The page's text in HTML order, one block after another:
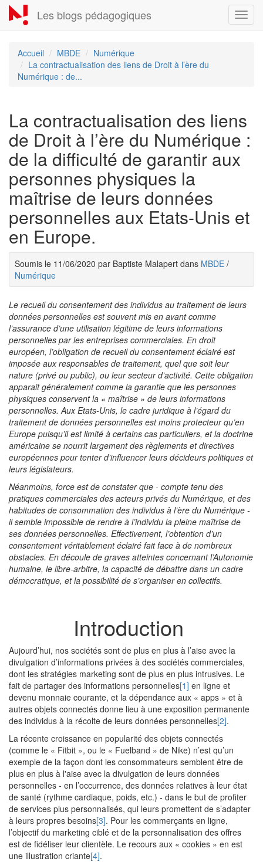
Aller
au
contenu
Les blogs pédagogiques
Accueil MBDE
Numérique
La contractualisation des liens de Droit à l’ère du
Numérique : de...
La contractualisation des liens
de Droit à l’ère du Numérique :
de la difficulté de garantir aux
personnes physiques la
maîtrise de leurs données
personnelles aux Etats-Unis et
en Europe.
Soumis le 11/06/2020 par Baptiste Malapert dans MBDE /
Numérique
Le recueil du consentement des individus au traitement de leurs
données personnelles est souvent mis en avant comme
l’assurance d’une utilisation légitime de leurs informations
personnelles par les entreprises commerciales. En droit
européen, l’obligation de recueil du consentement éclairé est
imposée aux responsables de traitement, quel que soit leur
nature (privé ou public), ou leur secteur d’activité. Cette obligation
apparait généralement comme la garantie que les personnes
physiques conservent la « maîtrise » de leurs informations
personnelles. Aux Etats-Unis, le cadre juridique à l’égard du
traitement de données personnelles est moins protecteur qu’en
Europe puisqu’il est limité à certains cas particuliers, et la doctrine
américaine se nourrit largement des règlements et directives
européennes pour tenter d’influencer leurs décideurs politiques et
leurs législateurs.
Néanmoins, force est de constater que - compte tenu des
pratiques commerciales des acteurs privés du Numérique, et des
habitudes de consommation des individus à l’ère du Numérique -
il semble impossible de rendre à l’individu la pleine maîtrise de
ses données personnelles. Effectivement, l’obtention d’un
consentement véritablement éclairé fait face à de nombreux
obstacles. En découle de graves atteintes concernant l’Autonomie
humaine, le libre-arbitre, la capacité de débattre dans un cadre
démocratique, et la possibilité de s’organiser en collectifs.
Introduction
Aujourd’hui, nos sociétés sont de plus en plus à l’aise avec la
divulgation d’informations privées à des sociétés commerciales,
dont les stratégies marketing sont de plus en plus intrusives. Le
fait de partager des informations personnelles[1] en ligne et
devenu monnaie courante, et la dépendance aux « apps » et à
autres objets connectés donne lieu à une exposition permanente
des individus à la récolte de leurs données personnelles[2].
La récente croissance en popularité des objets connectés
(comme le « Fitbit », ou le « Fuelband » de Nike) n’est qu’un
exemple de la façon dont les consommateurs semblent être de
plus en plus à l'aise avec la divulgation de leurs données
personnelles - en l’occurrence, des données relatives à leur état
de santé (rythme cardiaque, poids, etc.) - dans le but de profiter
de services plus personnalisés, qui leurs promettent de s’adapter
à leurs propres besoins[3]. Pour les commerçants en ligne,
l’objectif du marketing ciblé et de la personnalisation des offres
est de fidéliser leur clientèle. Le recours aux « cookies » en est
une illustration criante[4].